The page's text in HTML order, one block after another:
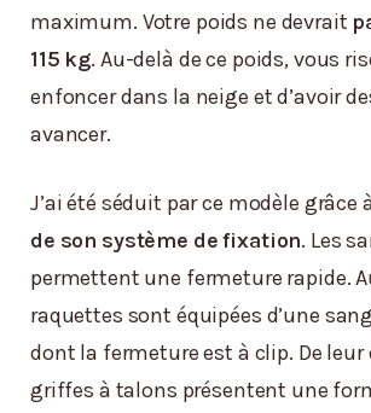
maximum. Votre poids ne devrait
115 kg. Au-delà de ce poids, vous
enfoncer dans la neige et d’avoir
avancer.
J’ai été séduit par ce modèle grâce
de son système de fixation. Les
permettent une fermeture rapide.
raquettes sont équipées d’une
dont la fermeture est à clip. De leur
griffes à talons présentent une